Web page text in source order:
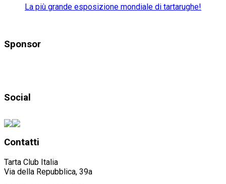
La più grande esposizione mondiale di tartarughe!
Sponsor
Social
Contatti
Tarta Club Italia
Via della Repubblica, 39a